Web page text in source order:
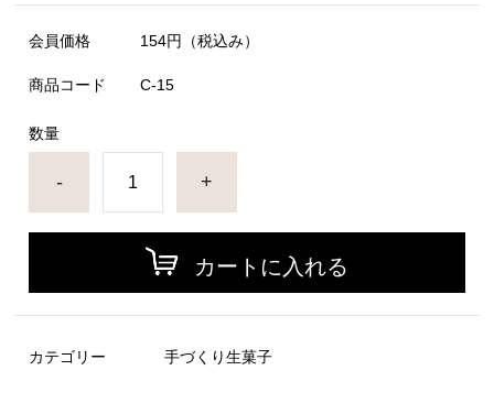
会員価格 154円 （税込み）
商品コード C-15
数量
- +
カートに入れる
カテゴリー 手づくり生菓子